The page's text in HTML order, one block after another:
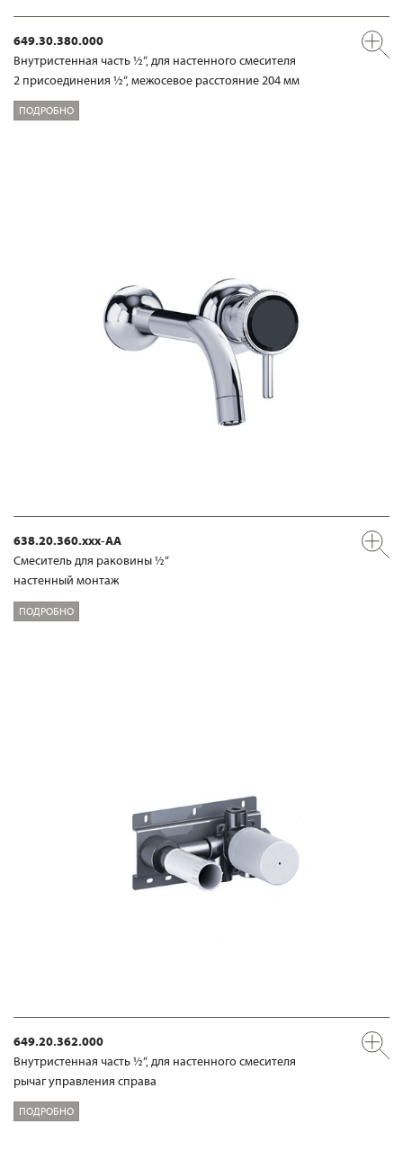
649.30.380.000
Внутристенная часть ½“, для настенного смесителя
2 присоединения ½“, межосевое расстояние 204 мм
ПОДРОБНО
638.20.360.xxx-AA
Смеситель для раковины ½“
настенный монтаж
ПОДРОБНО
649.20.362.000
Внутристенная часть ½“, для настенного смесителя
рычаг управления справа
ПОДРОБНО